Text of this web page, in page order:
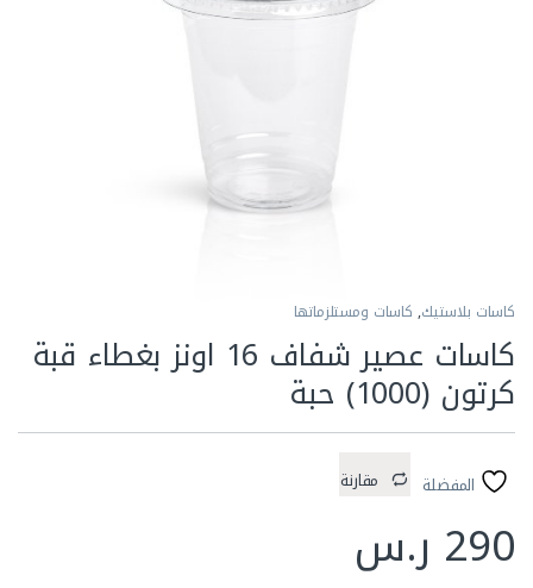
كاسات بلاستيك, كاسات ومستلزماتها
كاسات عصير شفاف 16 اونز بغطاء قبة
كرتون (1000) حبة
المفضلة مقارنة
290 ر.س